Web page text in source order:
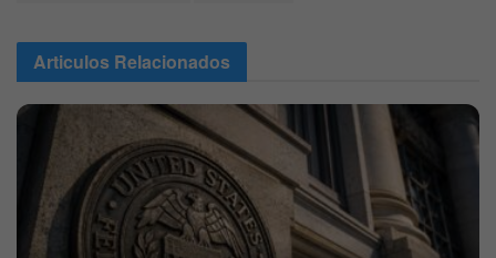
Articulos Relacionados